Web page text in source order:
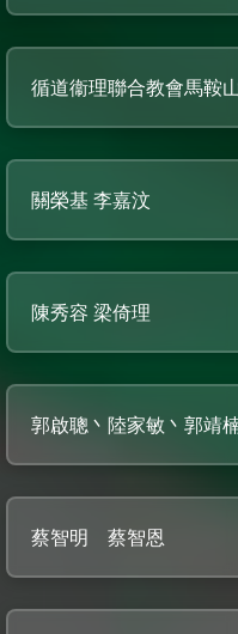
循道衞理聯合教會馬鞍
關榮基 李嘉汶
陳秀容 梁倚理
郭啟聰丶陸家敏丶郭靖
蔡智明 蔡智恩